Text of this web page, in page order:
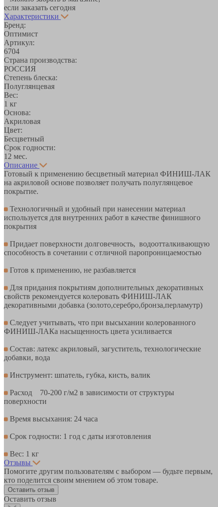
если заказать сегодня
Характеристики
Бренд:
Оптимист
Артикул:
6704
Страна производства:
РОССИЯ
Степень блеска:
Полуглянцевая
Вес:
1 кг
Основа:
Акриловая
Цвет:
Бесцветный
Срок годности:
12 мес.
Описание
Готовый к применению бесцветный материал ФИНИШ-ЛАК
на акриловой основе позволяет получать полуглянцевое
покрытие.
Технологичный и удобный при нанесении материал
используется для внутренних работ в качестве финишного
покрытия
Придает поверхности долговечность, водоотталкивающую
способность в сочетании с отличной паропроницаемостью
Готов к применению, не разбавляется
Для придания покрытиям дополнительных декоративных
свойств рекомендуется колеровать ФИНИШ-ЛАК
декоративными добавка (золото,серебро,бронза,перламутр)
Следует учитывать, что при высыхании колерованного
ФИНИШ-ЛАКа насыщенность цвета усиливается
Состав: латекс акриловый, загуститель, технологические
добавки, вода
Инструмент: шпатель, губка, кисть, валик
Расход 70-200 г/м2 в зависимости от структуры
поверхности
Время высыхания: 24 часа
Срок годности: 1 год с даты изготовления
Вес: 1 кг
Отзывы
Помогите другим пользователям с выбором — будьте первым,
кто поделится своим мнением об этом товаре.
Оставить отзыв
Оставить отзыв